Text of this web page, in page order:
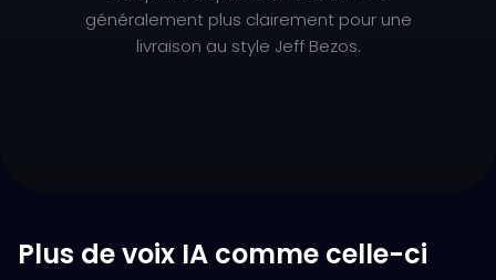
généralement plus clairement pour une
livraison au style Jeff Bezos.
Plus de voix IA comme celle-ci